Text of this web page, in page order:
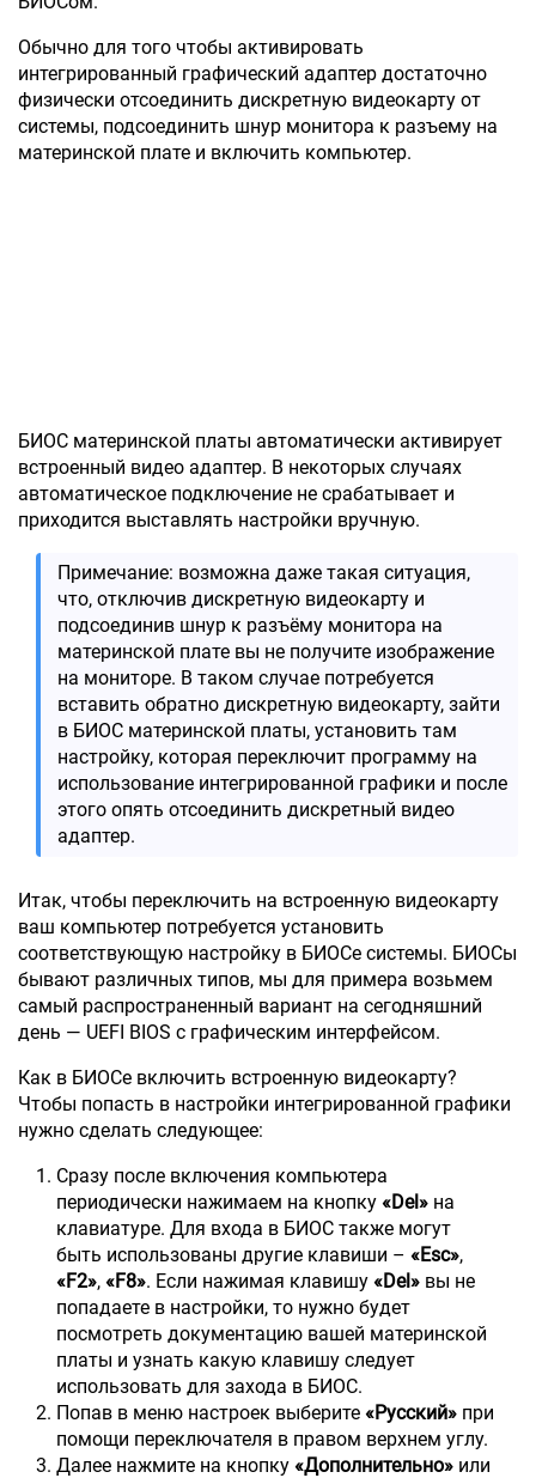
Обычно для того чтобы активировать
интегрированный графический адаптер достаточно
физически отсоединить дискретную видеокарту от
системы, подсоединить шнур монитора к разъему на
материнской плате и включить компьютер.
БИОС материнской платы автоматически активирует
встроенный видео адаптер. В некоторых случаях
автоматическое подключение не срабатывает и
приходится выставлять настройки вручную.
Примечание: возможна даже такая ситуация,
что, отключив дискретную видеокарту и
подсоединив шнур к разъёму монитора на
материнской плате вы не получите изображение
на мониторе. В таком случае потребуется
вставить обратно дискретную видеокарту, зайти
в БИОС материнской платы, установить там
настройку, которая переключит программу на
использование интегрированной графики и после
этого опять отсоединить дискретный видео
адаптер.
Итак, чтобы переключить на встроенную видеокарту
ваш компьютер потребуется установить
соответствующую настройку в БИОСе системы. БИОСы
бывают различных типов, мы для примера возьмем
самый распространенный вариант на сегодняшний
день — UEFI BIOS с графическим интерфейсом.
Как в БИОСе включить встроенную видеокарту?
Чтобы попасть в настройки интегрированной графики
нужно сделать следующее:
Сразу после включения компьютера
периодически нажимаем на кнопку «Del» на
клавиатуре. Для входа в БИОС также могут
быть использованы другие клавиши – «Esc»,
«F2», «F8». Если нажимая клавишу «Del» вы не
попадаете в настройки, то нужно будет
посмотреть документацию вашей материнской
платы и узнать какую клавишу следует
использовать для захода в БИОС.
Попав в меню настроек выберите «Русский» при
помощи переключателя в правом верхнем углу.
Далее нажмите на кнопку «Дополнительно» или